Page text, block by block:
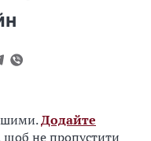
Додайте
щоб не пропустити